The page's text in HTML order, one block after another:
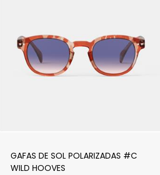
GAFAS DE SOL POLARIZADAS #C
WILD HOOVES